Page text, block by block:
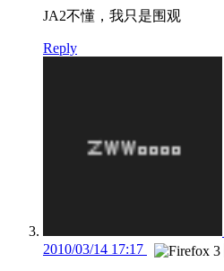
JA2不懂，我只是围观
Reply
2010/03/14 17:17